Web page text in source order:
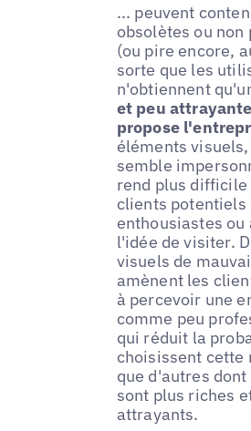
... peuvent
obsolètes ou non
(ou pire encore,
sorte que les
n'obtiennent
et peu
propose
éléments
semble
rend plus difficile
clients potentiels
enthousiastes ou
l'idée de visiter.
visuels de
amènent les
à percevoir une
comme peu
qui réduit la
choisissent cette
que d'autres
sont plus riches
attrayants.